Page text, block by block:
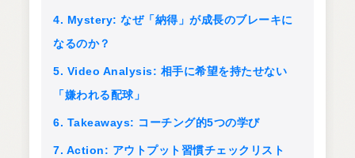
4. Mystery: なぜ「納得」が成長のブレーキに
なるのか？
5. Video Analysis: 相手に希望を持たせない
「嫌われる配球」
6. Takeaways: コーチング的5つの学び
7. Action: アウトプット習慣チェックリスト